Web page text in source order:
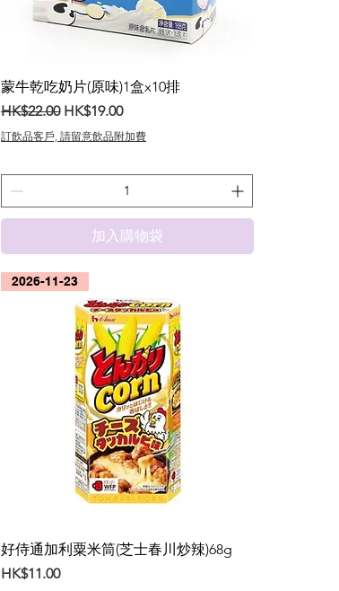
蒙牛乾吃奶片(原味)1盒x10排
一般價格
HK$22.00 促銷價格
HK$19.00
訂飲品客戶, 請留意飲品附加費
加入購物袋
2026-11-23
好侍通加利粟米筒(芝士春川炒辣)68g
價格
HK$11.00